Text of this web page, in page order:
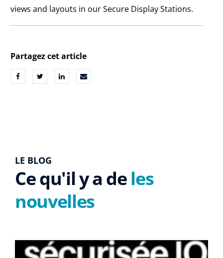
views and layouts in our Secure Display Stations.
Partagez cet article
LE BLOG
Ce qu'il y a deles
nouvelles